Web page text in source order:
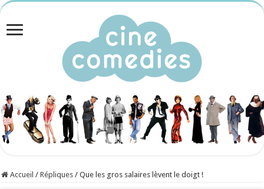
Accueil / Répliques / Que les gros salaires lèvent le doigt !